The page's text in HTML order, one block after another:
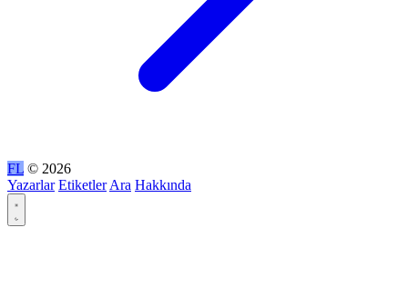
FL © 2026
Yazarlar Etiketler Ara Hakkında